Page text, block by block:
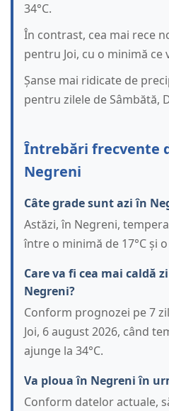
34°C.
În contrast, cea mai rece
pentru Joi, cu o minimă ce
Șanse mai ridicate de
pentru zilele de Sâmbătă,
Întrebări frecvente
Negreni
Câte grade sunt azi în
Astăzi, în Negreni,
între o minimă de 17°C și
Care va fi cea mai caldă
Negreni?
Conform prognozei pe 7
Joi, 6 august 2026, când
ajunge la 34°C.
Va ploua în Negreni în
Conform datelor actuale,